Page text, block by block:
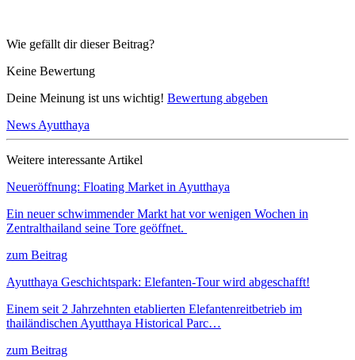
Wie gefällt dir dieser Beitrag?
Keine Bewertung
Deine Meinung ist uns wichtig! Bewertung abgeben
News Ayutthaya
Weitere interessante Artikel
Neueröffnung: Floating Market in Ayutthaya
Ein neuer schwimmender Markt hat vor wenigen Wochen in
Zentralthailand seine Tore geöffnet.
zum Beitrag
Ayutthaya Geschichtspark: Elefanten-Tour wird abgeschafft!
Einem seit 2 Jahrzehnten etablierten Elefantenreitbetrieb im
thailändischen Ayutthaya Historical Parc…
zum Beitrag